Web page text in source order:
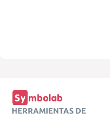
HERRAMIENTAS DE